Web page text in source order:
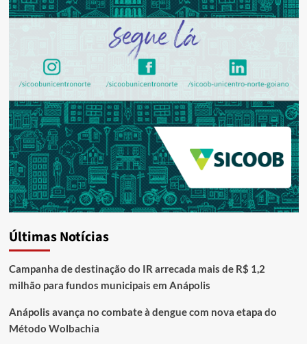
Últimas Notícias
Campanha de destinação do IR arrecada mais de R$ 1,2
milhão para fundos municipais em Anápolis
Anápolis avança no combate à dengue com nova etapa do
Método Wolbachia